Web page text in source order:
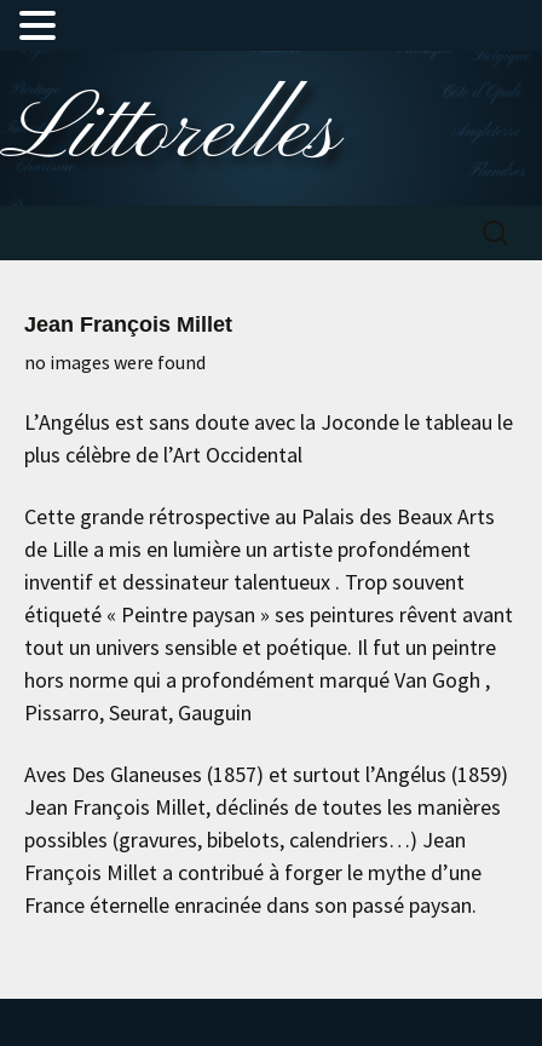
au
contenu
Littorelles
Jean François Millet
no images were found
L’Angélus est sans doute avec la Joconde le tableau le
plus célèbre de l’Art Occidental
Cette grande rétrospective au Palais des Beaux Arts
de Lille a mis en lumière un artiste profondément
inventif et dessinateur talentueux . Trop souvent
étiqueté « Peintre paysan » ses peintures rêvent avant
tout un univers sensible et poétique. Il fut un peintre
hors norme qui a profondément marqué Van Gogh ,
Pissarro, Seurat, Gauguin
Aves Des Glaneuses (1857) et surtout l’Angélus (1859)
Jean François Millet, déclinés de toutes les manières
possibles (gravures, bibelots, calendriers…) Jean
François Millet a contribué à forger le mythe d’une
France éternelle enracinée dans son passé paysan.